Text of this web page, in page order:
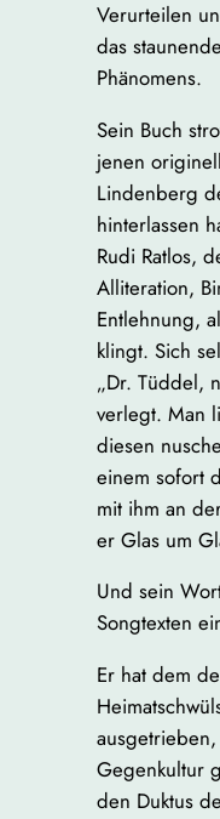
Verurteilen
das
Phänomens.
Sein Buch
jenen
Lindenberg
hinterlassen
Rudi Ratlos,
Alliteration,
Entlehnung,
klingt. Sich
„Dr. Tüddel,
verlegt. Man
diesen
einem sofort
mit ihm an
er Glas um
Und sein
Songtexten
Er hat dem
Gegenkultur
den Duktus